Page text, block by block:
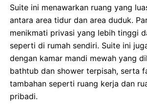
Suite ini menawarkan ruang yang
antara area tidur dan area duduk.
menikmati privasi yang lebih tinggi
seperti di rumah sendiri. Suite ini
dengan kamar mandi mewah yang
bathtub dan shower terpisah, serta
tambahan seperti ruang kerja dan
pribadi.